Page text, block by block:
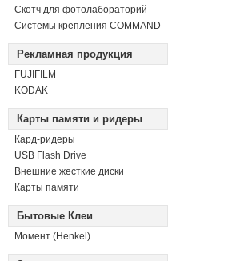
Скотч для фотолабораторий
Системы крепления COMMAND
Рекламная продукция
FUJIFILM
KODAK
Карты памяти и ридеры
Кард-ридеры
USB Flash Drive
Внешние жесткие диски
Карты памяти
Бытовые Клеи
Момент (Henkel)